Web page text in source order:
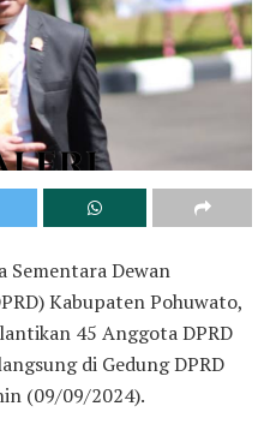
Sementara Dewan
Kabupaten Pohuwato,
45 Anggota DPRD
di Gedung DPRD
(09/09/2024).